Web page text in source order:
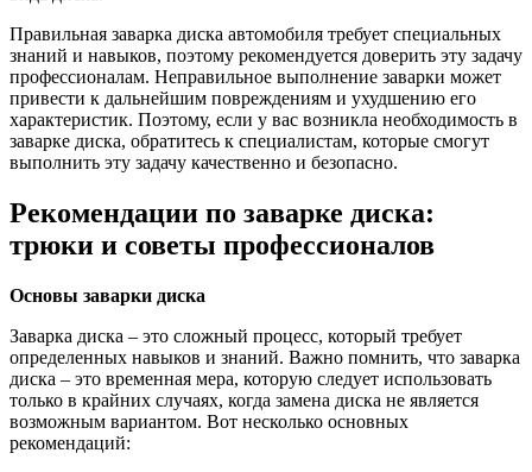
Правильная заварка диска автомобиля требует специальных
знаний и навыков, поэтому рекомендуется доверить эту задачу
профессионалам. Неправильное выполнение заварки может
привести к дальнейшим повреждениям и ухудшению его
характеристик. Поэтому, если у вас возникла необходимость в
заварке диска, обратитесь к специалистам, которые смогут
выполнить эту задачу качественно и безопасно.
Рекомендации по заварке диска:
трюки и советы профессионалов
Основы заварки диска
Заварка диска – это сложный процесс, который требует
определенных навыков и знаний. Важно помнить, что заварка
диска – это временная мера, которую следует использовать
только в крайних случаях, когда замена диска не является
возможным вариантом. Вот несколько основных
рекомендаций: